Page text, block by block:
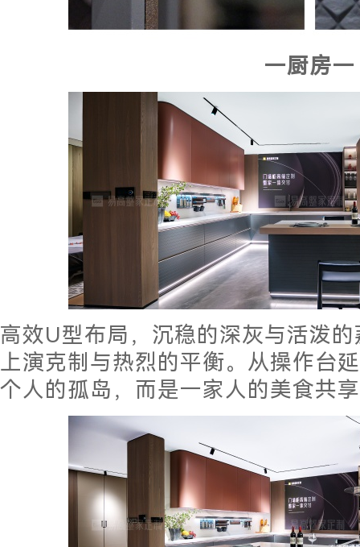
—厨房—
高效U型布局，沉稳的深灰与活泼
上演克制与热烈的平衡。从操作台
个人的孤岛，而是一家人的美食共